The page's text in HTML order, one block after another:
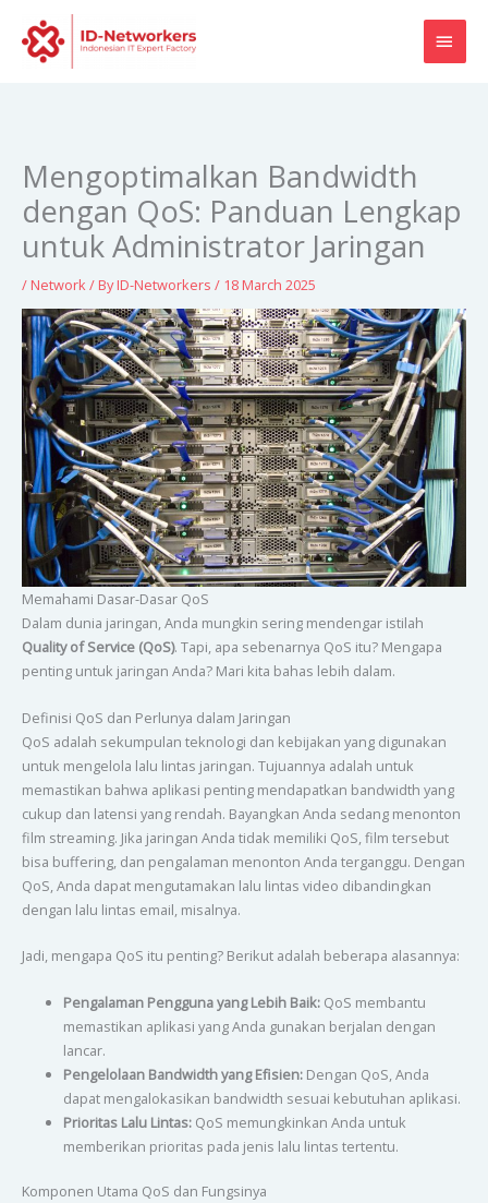
content
Mengoptimalkan Bandwidth
dengan QoS: Panduan Lengkap
untuk Administrator Jaringan
/ Network/ ByID-Networkers / 18 March 2025
Memahami Dasar-Dasar QoS
Dalam dunia jaringan, Anda mungkin sering mendengar istilah
Quality of Service (QoS). Tapi, apa sebenarnya QoS itu? Mengapa
penting untuk jaringan Anda? Mari kita bahas lebih dalam.
Definisi QoS dan Perlunya dalam Jaringan
QoS adalah sekumpulan teknologi dan kebijakan yang digunakan
untuk mengelola lalu lintas jaringan. Tujuannya adalah untuk
memastikan bahwa aplikasi penting mendapatkan bandwidth yang
cukup dan latensi yang rendah. Bayangkan Anda sedang menonton
film streaming. Jika jaringan Anda tidak memiliki QoS, film tersebut
bisa buffering, dan pengalaman menonton Anda terganggu. Dengan
QoS, Anda dapat mengutamakan lalu lintas video dibandingkan
dengan lalu lintas email, misalnya.
Jadi, mengapa QoS itu penting? Berikut adalah beberapa alasannya:
Pengalaman Pengguna yang Lebih Baik:QoS membantu
memastikan aplikasi yang Anda gunakan berjalan dengan
lancar.
Pengelolaan Bandwidth yang Efisien:Dengan QoS, Anda
dapat mengalokasikan bandwidth sesuai kebutuhan aplikasi.
Prioritas Lalu Lintas:QoS memungkinkan Anda untuk
memberikan prioritas pada jenis lalu lintas tertentu.
Komponen Utama QoS dan Fungsinya